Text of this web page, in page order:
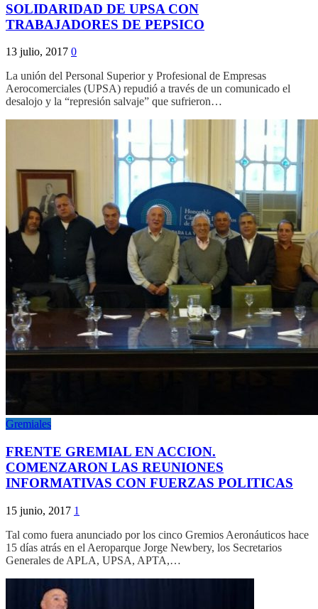
SOLIDARIDAD DE UPSA CON
TRABAJADORES DE PEPSICO
13 julio, 2017 0
La unión del Personal Superior y Profesional de Empresas
Aerocomerciales (UPSA) repudió a través de un comunicado el
desalojo y la “represión salvaje” que sufrieron…
Gremiales
FRENTE GREMIAL EN ACCION.
COMENZARON LAS REUNIONES
INFORMATIVAS CON FUERZAS POLITICAS
15 junio, 2017 1
Tal como fuera anunciado por los cinco Gremios Aeronáuticos hace
15 días atrás en el Aeroparque Jorge Newbery, los Secretarios
Generales de APLA, UPSA, APTA,…